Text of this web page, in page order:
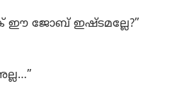
ഈ ജോബ് ഇഷ്ടമല്ലേ?”